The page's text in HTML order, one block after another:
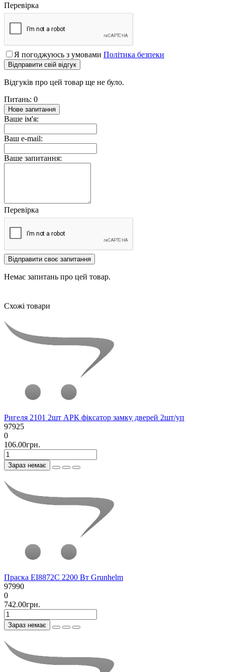
Перевірка
Я погоджуюсь з умовами Політика безпеки
Відправити свій відгук
Відгуків про цей товар ще не було.
Питань: 0
Нове запитання
Ваше ім'я:
Ваш e-mail:
Ваше запитання:
Перевірка
Відправити своє запитання
Немає запитань про цей товар.
Схожі товари
Ригеля 2101 2шт АРК фіксатор замку дверей 2шт/уп
97925
0
106.00грн.
Зараз немає
Праска EI8872C 2200 Вт Grunhelm
97990
0
742.00грн.
Зараз немає